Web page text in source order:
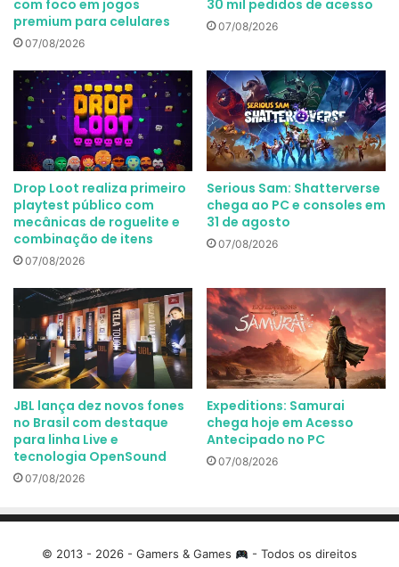
com foco em jogos
premium para celulares
07/08/2026
30 mil pedidos de acesso
07/08/2026
Drop Loot realiza primeiro
playtest público com
mecânicas de roguelite e
combinação de itens
07/08/2026
Serious Sam: Shatterverse
chega ao PC e consoles em
31 de agosto
07/08/2026
JBL lança dez novos fones
no Brasil com destaque
para linha Live e
tecnologia OpenSound
07/08/2026
Expeditions: Samurai
chega hoje em Acesso
Antecipado no PC
07/08/2026
© 2013 - 2026 - Gamers & Games - Todos os direitos